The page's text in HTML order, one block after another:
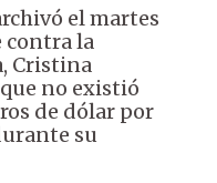
el martes
contra la
Cristina
no existió
de dólar por
su